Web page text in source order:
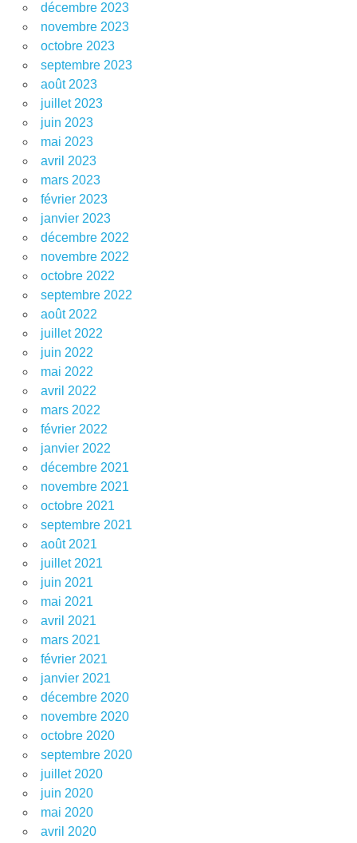
décembre 2023
novembre 2023
octobre 2023
septembre 2023
août 2023
juillet 2023
juin 2023
mai 2023
avril 2023
mars 2023
février 2023
janvier 2023
décembre 2022
novembre 2022
octobre 2022
septembre 2022
août 2022
juillet 2022
juin 2022
mai 2022
avril 2022
mars 2022
février 2022
janvier 2022
décembre 2021
novembre 2021
octobre 2021
septembre 2021
août 2021
juillet 2021
juin 2021
mai 2021
avril 2021
mars 2021
février 2021
janvier 2021
décembre 2020
novembre 2020
octobre 2020
septembre 2020
juillet 2020
juin 2020
mai 2020
avril 2020